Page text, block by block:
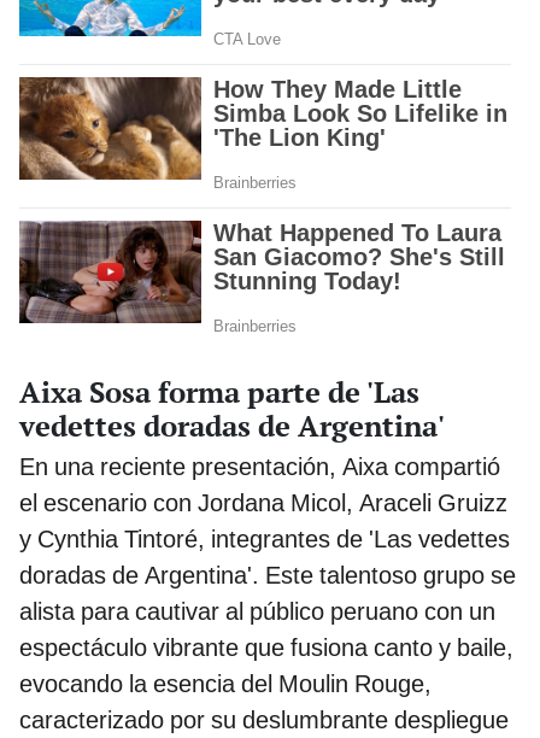
Aixa Sosa forma parte de 'Las
vedettes doradas de Argentina'
En una reciente presentación, Aixa compartió
el escenario con Jordana Micol, Araceli Gruizz
y Cynthia Tintoré, integrantes de 'Las vedettes
doradas de Argentina'. Este talentoso grupo se
alista para cautivar al público peruano con un
espectáculo vibrante que fusiona canto y baile,
evocando la esencia del Moulin Rouge,
caracterizado por su deslumbrante despliegue